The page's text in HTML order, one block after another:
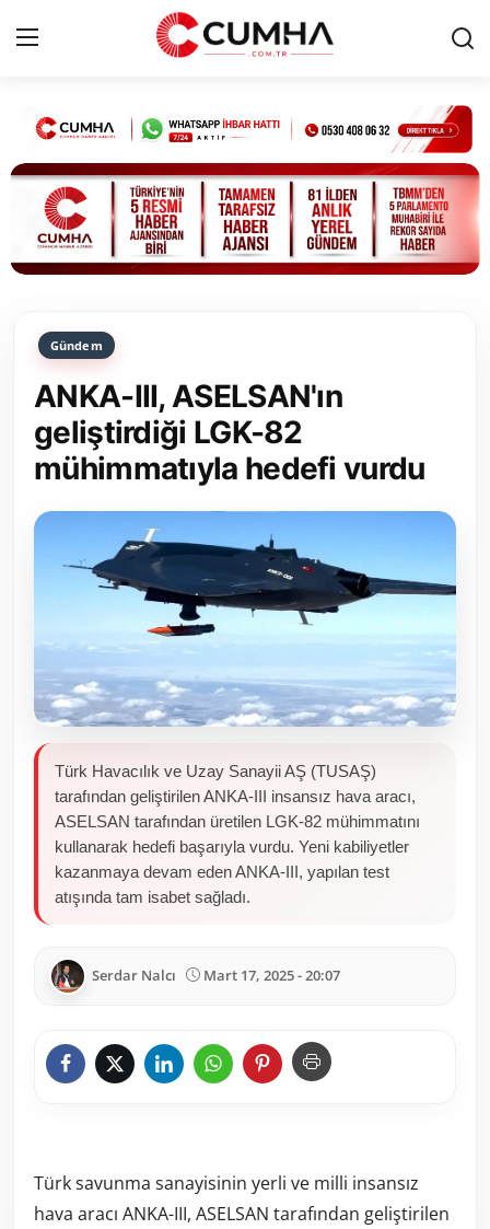
Kurumsal
Cumhurbaşkanlığı
Bakanlıklar
Siyasi Partiler
Yerel Yönetimler
Mülki İdare
Toplum ve Yaşam
Sivil Toplum Kuruluşları
Kamu Kurumları ve Üst Kurullar
Resmi Reklamlar
Gündem
ANKA-III, ASELSAN'ın
geliştirdiği LGK-82
mühimmatıyla hedefi vurdu
Türk Havacılık ve Uzay Sanayii AŞ (TUSAŞ)
tarafından geliştirilen ANKA-III insansız hava aracı,
ASELSAN tarafından üretilen LGK-82 mühimmatını
kullanarak hedefi başarıyla vurdu. Yeni kabiliyetler
kazanmaya devam eden ANKA-III, yapılan test
atışında tam isabet sağladı.
Serdar Nalcı Mart 17, 2025 - 20:07
Türk savunma sanayisinin yerli ve milli insansız
hava aracı ANKA-III, ASELSAN tarafından geliştirilen